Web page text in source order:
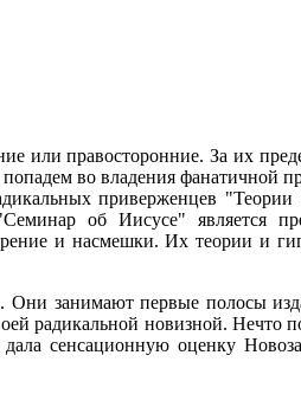
или правосторонние. За их
во владения фанатичной
приверженцев
об Иисусе" является
и насмешки. Их теории и
Они занимают первые полосы
радикальной новизной. Нечто
сенсационную оценку